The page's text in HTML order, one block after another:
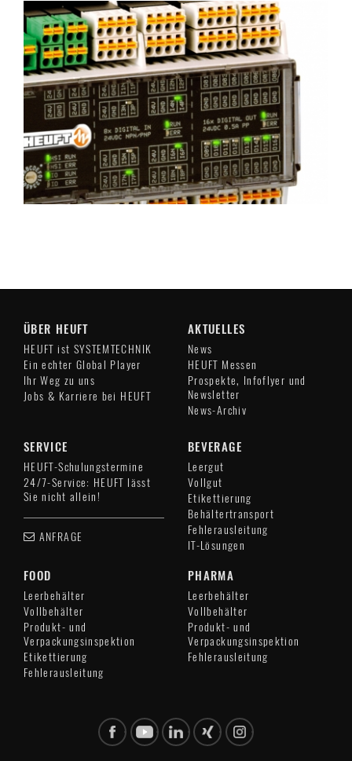
ÜBER HEUFT
HEUFT ist SYSTEMTECHNIK
Ein echter Global Player
Ihr Weg zu uns
Jobs & Karriere bei HEUFT
AKTUELLES
News
HEUFT Messen
Prospekte, Infoflyer und
Newsletter
News-Archiv
SERVICE
HEUFT-Schulungstermine
24/7-Service: HEUFT lässt
Sie nicht allein!
ANFRAGE
BEVERAGE
Leergut
Vollgut
Etikettierung
Behältertransport
Fehlerausleitung
IT-Lösungen
FOOD
Leerbehälter
Vollbehälter
Produkt- und
Verpackungsinspektion
Etikettierung
Fehlerausleitung
PHARMA
Leerbehälter
Vollbehälter
Produkt- und
Verpackungsinspektion
Fehlerausleitung